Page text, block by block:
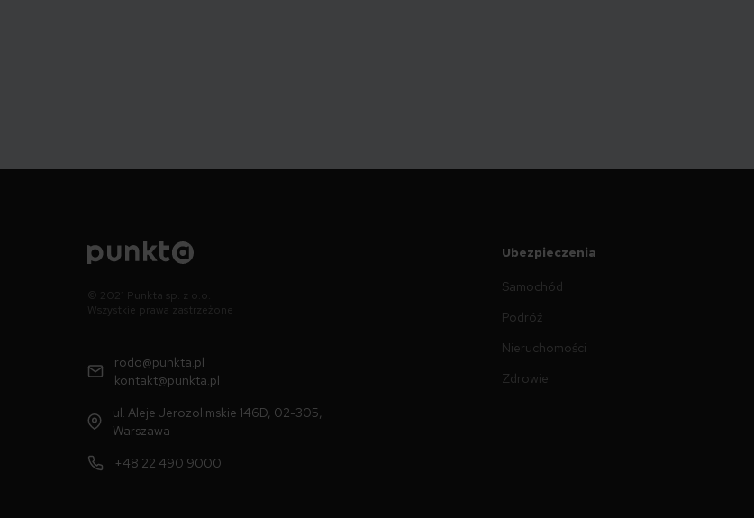
© 2021 Punkta sp. z o.o.
Wszystkie prawa zastrzeżone
rodo@punkta.pl
kontakt@punkta.pl
ul. Aleje Jerozolimskie 146D, 02-305,
Warszawa
+48 22 490 9000
Ubezpieczenia
Samochód
Podróż
Nieruchomości
Zdrowie